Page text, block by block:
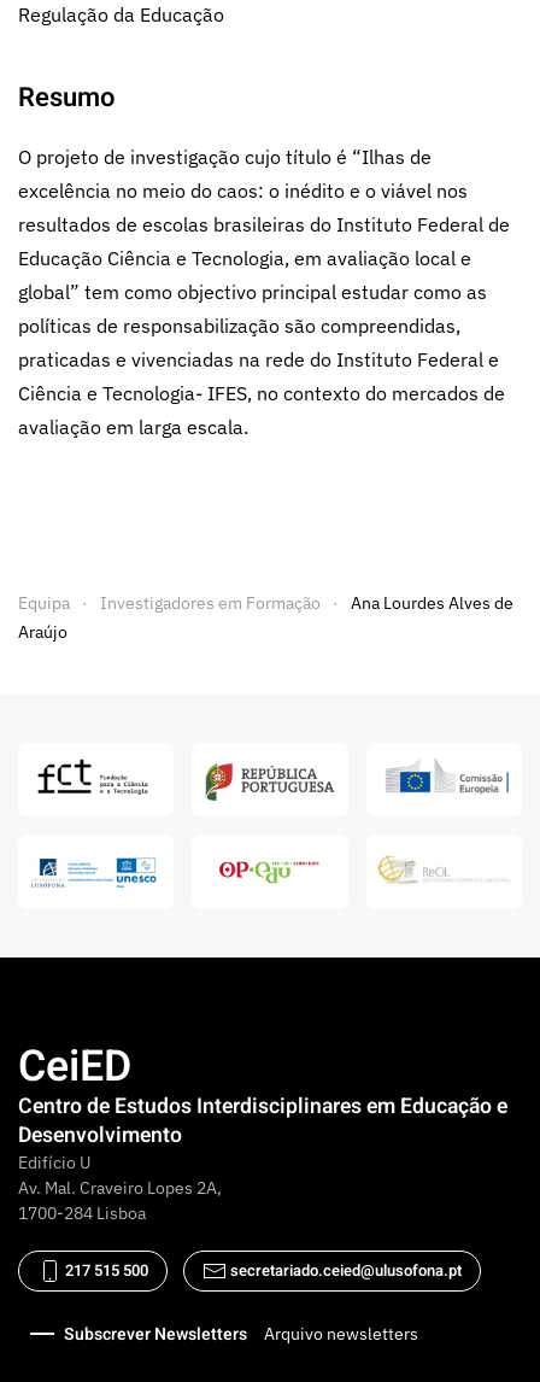
Regulação da Educação
Resumo
O projeto de investigação cujo título é “Ilhas de
excelência no meio do caos: o inédito e o viável nos
resultados de escolas brasileiras do Instituto Federal de
Educação Ciência e Tecnologia, em avaliação local e
global” tem como objectivo principal estudar como as
políticas de responsabilização são compreendidas,
praticadas e vivenciadas na rede do Instituto Federal e
Ciência e Tecnologia- IFES, no contexto do mercados de
avaliação em larga escala.
Equipa Investigadores em Formação
Ana Lourdes Alves de
Araújo
CeiED
Centro de Estudos Interdisciplinares em Educação e
Desenvolvimento
Edifício U
Av. Mal. Craveiro Lopes 2A,
1700-284 Lisboa
217 515 500 secretariado.ceied@ulusofona.pt
Subscrever Newsletters Arquivo newsletters